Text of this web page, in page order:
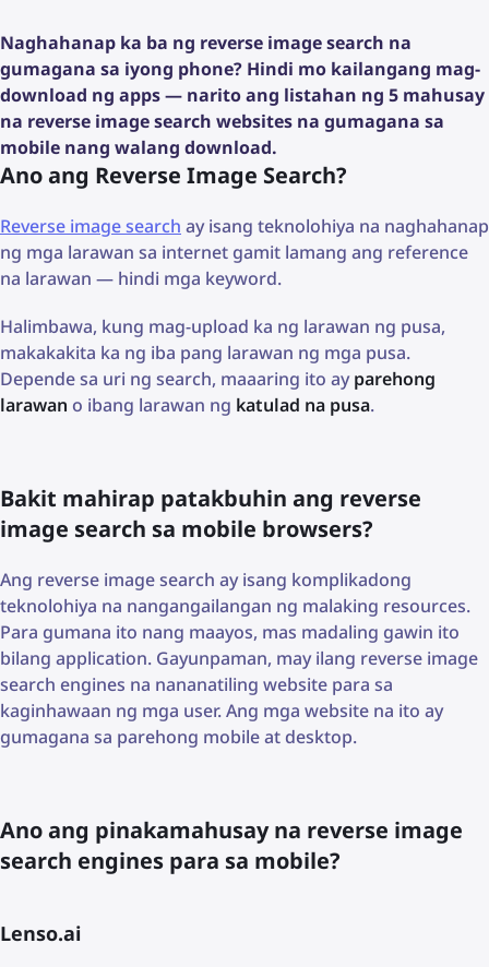
Naghahanap ka ba ng reverse image search na
gumagana sa iyong phone? Hindi mo kailangang mag-
download ng apps — narito ang listahan ng 5 mahusay
na reverse image search websites na gumagana sa
mobile nang walang download.
Ano ang Reverse Image Search?
Reverse image search ay isang teknolohiya na naghahanap
ng mga larawan sa internet gamit lamang ang reference
na larawan — hindi mga keyword.
Halimbawa, kung mag-upload ka ng larawan ng pusa,
makakakita ka ng iba pang larawan ng mga pusa.
Depende sa uri ng search, maaaring ito ayparehong
larawan o ibang larawan ng katulad na pusa.
Bakit mahirap patakbuhin ang reverse
image search sa mobile browsers?
Ang reverse image search ay isang komplikadong
teknolohiya na nangangailangan ng malaking resources.
Para gumana ito nang maayos, mas madaling gawin ito
bilang application. Gayunpaman, may ilang reverse image
search engines na nananatiling website para sa
kaginhawaan ng mga user. Ang mga website na ito ay
gumagana sa parehong mobile at desktop.
Ano ang pinakamahusay na reverse image
search engines para sa mobile?
Lenso.ai